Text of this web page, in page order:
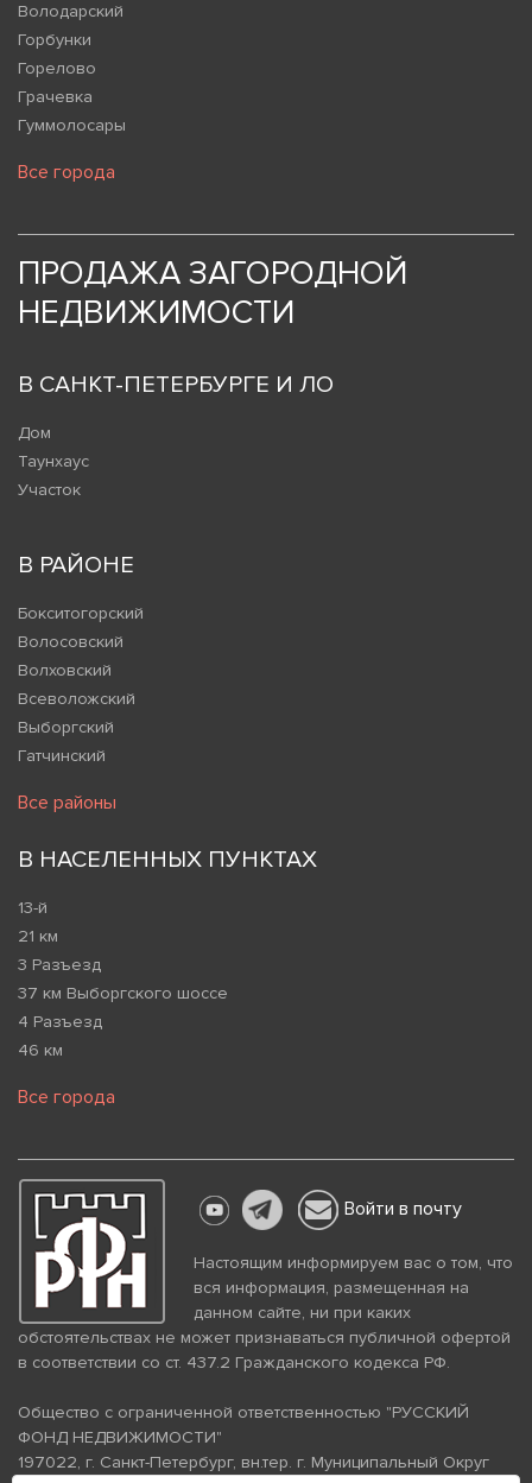
Володарский
Горбунки
Горелово
Грачевка
Гуммолосары
Все города
ПРОДАЖА ЗАГОРОДНОЙ
НЕДВИЖИМОСТИ
В САНКТ-ПЕТЕРБУРГЕ И ЛО
Дом
Таунхаус
Участок
В РАЙОНЕ
Бокситогорский
Волосовский
Волховский
Всеволожский
Выборгский
Гатчинский
Все районы
В НАСЕЛЕННЫХ ПУНКТАХ
13-й
21 км
3 Разъезд
37 км Выборгского шоссе
4 Разъезд
46 км
Все города
Войти в почту
Настоящим информируем вас о том, что
вся информация, размещенная на
данном сайте, ни при каких
обстоятельствах не может признаваться публичной офертой
в соответствии со ст. 437.2 Гражданского кодекса РФ.
Общество с ограниченной ответственностью "РУССКИЙ
ФОНД НЕДВИЖИМОСТИ"
197022, г. Санкт-Петербург, вн.тер. г. Муниципальный Округ